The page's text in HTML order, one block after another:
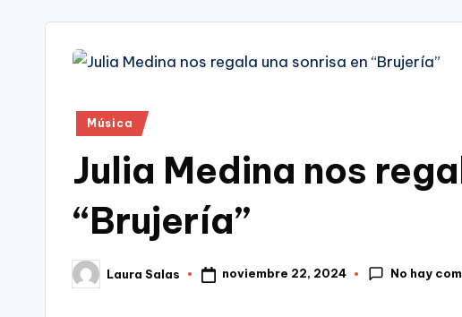
Publicado
Música
Julia Medina nos
“Brujería”
Publicado
por
Laura Salas noviembre 22, 2024 No hay